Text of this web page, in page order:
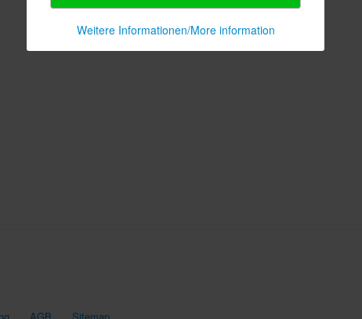
AGB Sitemap
Weitere Informationen/More information